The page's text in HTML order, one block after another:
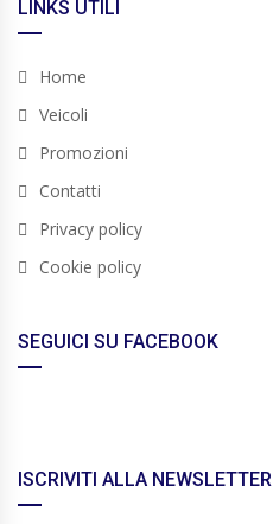
LINKS UTILI
Home
Veicoli
Promozioni
Contatti
Privacy policy
Cookie policy
SEGUICI SU FACEBOOK
ISCRIVITI ALLA NEWSLETTER